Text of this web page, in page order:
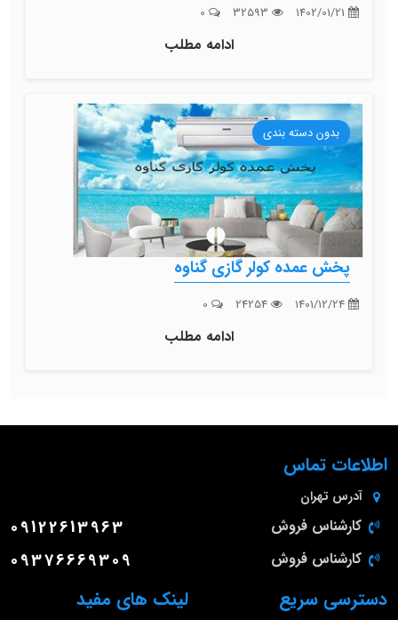
ادامه مطلب
بدون دسته بندی
پخش عمده کولر گازی گناوه
ادامه مطلب
لینک های مفید دسترسی سریع
اطلاعات تماس
آدرس تهران
کارشناس فروش 09122613963
کارشناس فروش 09376669309